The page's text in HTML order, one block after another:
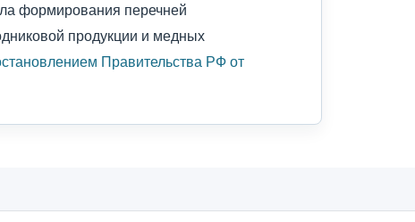
формирования перечней
продукции и медных
Правительства РФ от